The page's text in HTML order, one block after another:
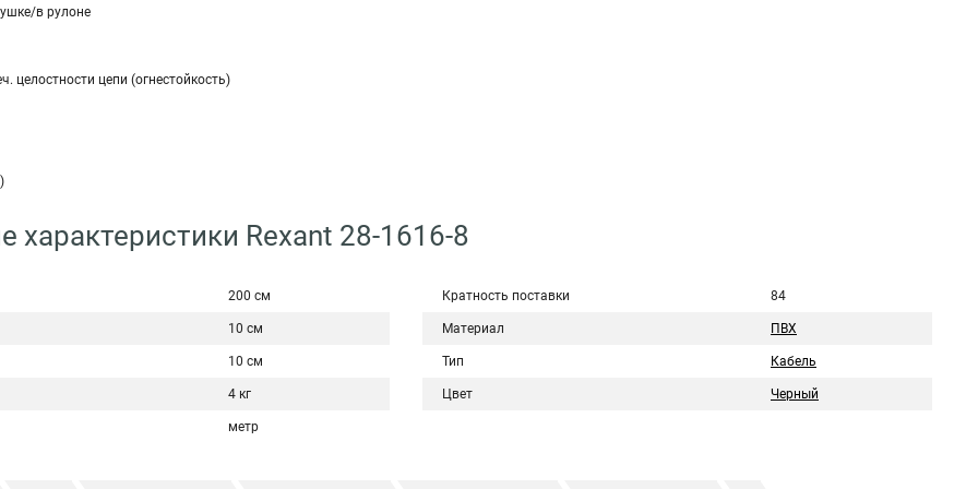
в рулоне
целостности цепи (огнестойкость)
характеристики Rexant 28-1616-8
200 см
10 см
10 см
4 кг
метр
Кратность поставки 84
Материал ПВХ
Тип Кабель
Цвет Черный